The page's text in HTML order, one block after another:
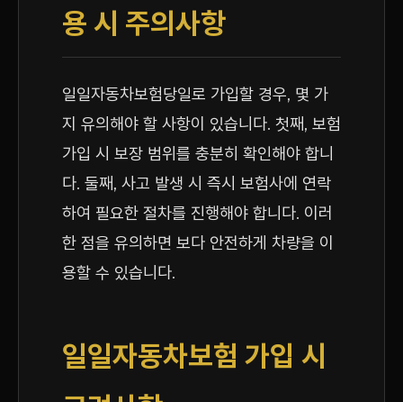
용 시 주의사항
일일자동차보험당일로 가입할 경우, 몇 가
지 유의해야 할 사항이 있습니다. 첫째, 보험
가입 시 보장 범위를 충분히 확인해야 합니
다. 둘째, 사고 발생 시 즉시 보험사에 연락
하여 필요한 절차를 진행해야 합니다. 이러
한 점을 유의하면 보다 안전하게 차량을 이
용할 수 있습니다.
일일자동차보험 가입 시